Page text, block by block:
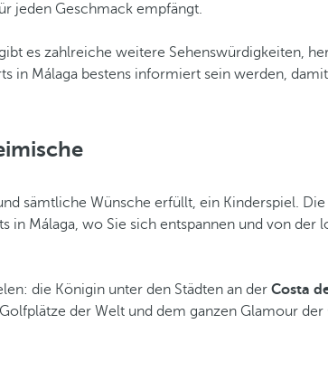
jeden Geschmack empfängt.
es zahlreiche weitere Sehenswürdigkeiten,
in Málaga bestens informiert sein werden,
sämtliche Wünsche erfüllt, ein Kinderspiel.
in Málaga, wo Sie sich entspannen und von der
die Königin unter den Städten an der Costa
der Welt und dem ganzen Glamour